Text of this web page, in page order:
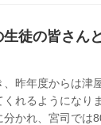
徒の皆さん
昨年度からは津
れるようになり
かれ、宮司では